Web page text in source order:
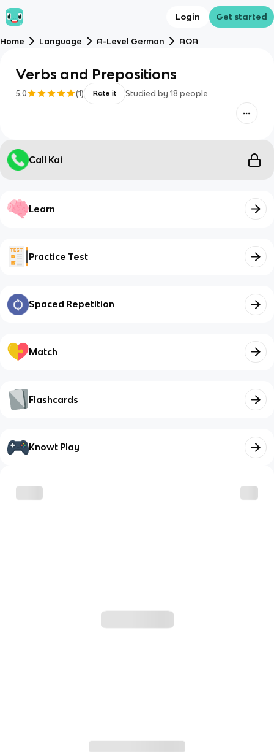
Login Get started
Home Language A-Level German AQA
Verbs and Prepositions
5.0 (1) Rate it Studied by 18 people
Call Kai
Learn
Practice Test
Spaced Repetition
Match
Flashcards
Knowt Play